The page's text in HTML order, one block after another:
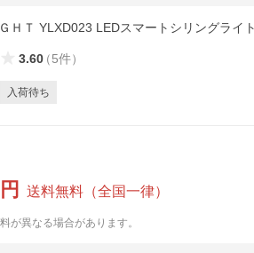
ＨＴ YLXD023 LEDスマートシリングライ
3.60（5件）
入荷待ち
円 送料無料 （全国一律）
が異なる場合があります。